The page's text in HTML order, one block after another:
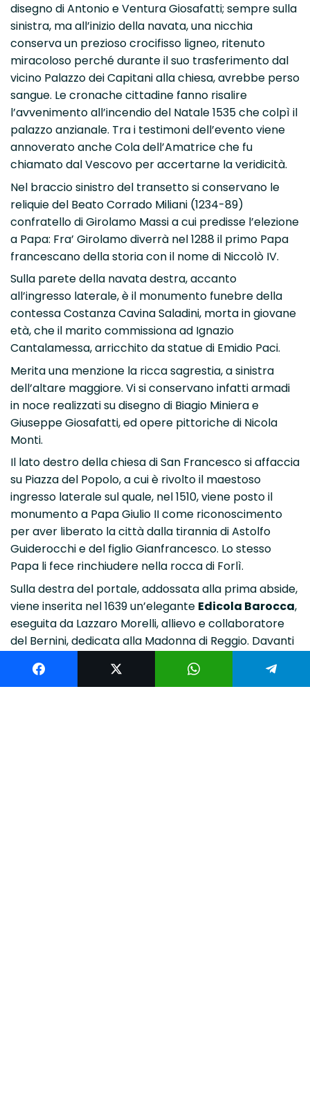
disegno di Antonio e Ventura Giosafatti; sempre sulla
sinistra, ma all’inizio della navata, una nicchia
conserva un prezioso crocifisso ligneo, ritenuto
miracoloso perché durante il suo trasferimento dal
vicino Palazzo dei Capitani alla chiesa, avrebbe perso
sangue. Le cronache cittadine fanno risalire
l’avvenimento all’incendio del Natale 1535 che colpì il
palazzo anzianale. Tra i testimoni dell’evento viene
annoverato anche Cola dell’Amatrice che fu
chiamato dal Vescovo per accertarne la veridicità.
Nel braccio sinistro del transetto si conservano le
reliquie del Beato Corrado Miliani (1234-89)
confratello di Girolamo Massi a cui predisse l’elezione
a Papa: Fra’ Girolamo diverrà nel 1288 il primo Papa
francescano della storia con il nome di Niccolò IV.
Sulla parete della navata destra, accanto
all’ingresso laterale, è il monumento funebre della
contessa Costanza Cavina Saladini, morta in giovane
età, che il marito commissiona ad Ignazio
Cantalamessa, arricchito da statue di Emidio Paci.
Merita una menzione la ricca sagrestia, a sinistra
dell’altare maggiore. Vi si conservano infatti armadi
in noce realizzati su disegno di Biagio Miniera e
Giuseppe Giosafatti, ed opere pittoriche di Nicola
Monti.
Il lato destro della chiesa di San Francesco si affaccia
su Piazza del Popolo, a cui è rivolto il maestoso
ingresso laterale sul quale, nel 1510, viene posto il
monumento a Papa Giulio II come riconoscimento
per aver liberato la città dalla tirannia di Astolfo
Guiderocchi e del figlio Gianfrancesco. Lo stesso
Papa li fece rinchiudere nella rocca di Forlì.
Sulla destra del portale, addossata alla prima abside,
viene inserita nel 1639 un’elegante Edicola Barocca,
eseguita da Lazzaro Morelli, allievo e collaboratore
del Bernini, dedicata alla Madonna di Reggio. Davanti
morte per un’ultima preghiera. Oggi l’icona della
Madonna è stata sostituita da una splendida